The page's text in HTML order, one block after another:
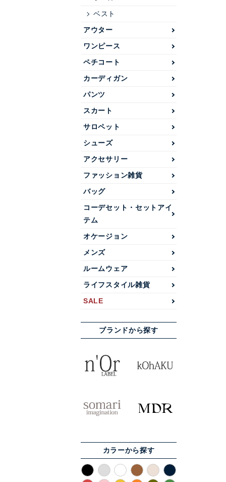
ベスト
アウター
ワンピース
ペチコート
カーディガン
パンツ
スカート
サロペット
シューズ
アクセサリー
ファッション雑貨
バッグ
コーデセット・セットアイ
テム
オケージョン
メンズ
ルームウェア
ライフスタイル雑貨
SALE
ブランドから探す
カラーから探す